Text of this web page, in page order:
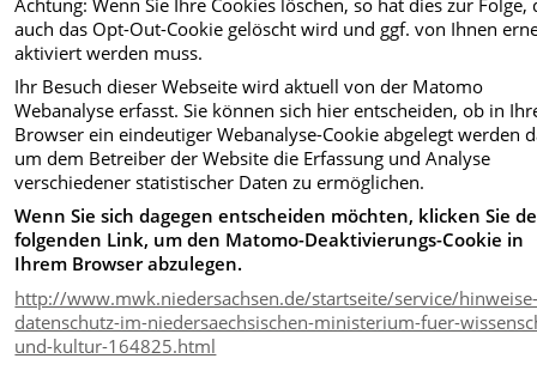
auch das Opt-Out-Cookie gelöscht wird und ggf. von Ihnen
aktiviert werden muss.
Ihr Besuch dieser Webseite wird aktuell von der Matomo
Webanalyse erfasst. Sie können sich hier entscheiden, ob in
Browser ein eindeutiger Webanalyse-Cookie abgelegt werden
um dem Betreiber der Website die Erfassung und Analyse
verschiedener statistischer Daten zu ermöglichen.
Wenn Sie sich dagegen entscheiden möchten, klicken Sie
folgenden Link, um den Matomo-Deaktivierungs-Cookie in
Ihrem Browser abzulegen.
http://www.mwk.niedersachsen.de/startseite/service/
datenschutz-im-niedersaechsischen-ministerium-fuer-
und-kultur-164825.html